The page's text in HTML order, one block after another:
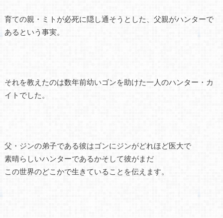
育ての親・ミトが必死に隠し通そうとした、父親がハンターで
あるという事実。
それを教えたのは数年前幼いゴンを助けた一人のハンター・カ
イトでした。
父・ジンの弟子である彼はゴンにジンがどれほど医大で
素晴らしいハンターであるかそして彼がまだ
この世界のどこかで生きていることを伝えます。